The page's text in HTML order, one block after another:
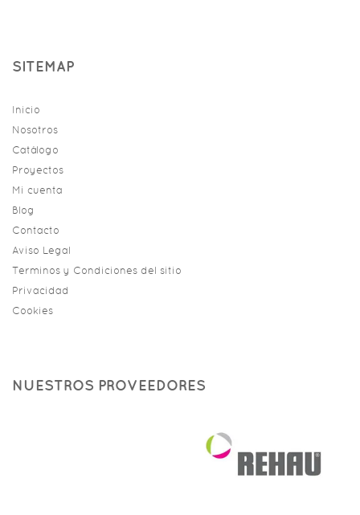
SITEMAP
Inicio
Nosotros
Catálogo
Proyectos
Mi cuenta
Blog
Contacto
Aviso Legal
Terminos y Condiciones del sitio
Privacidad
Cookies
NUESTROS PROVEEDORES